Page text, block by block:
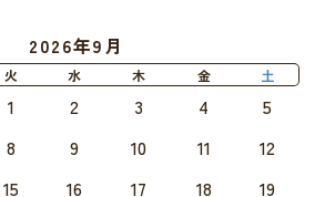
2026年9月
火 水 木 金 土
1 2 3 4
5
8 9 10 11
12
15 16 17 18 19